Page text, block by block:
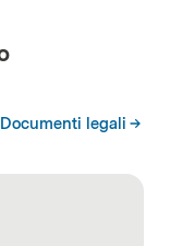
Documenti legali